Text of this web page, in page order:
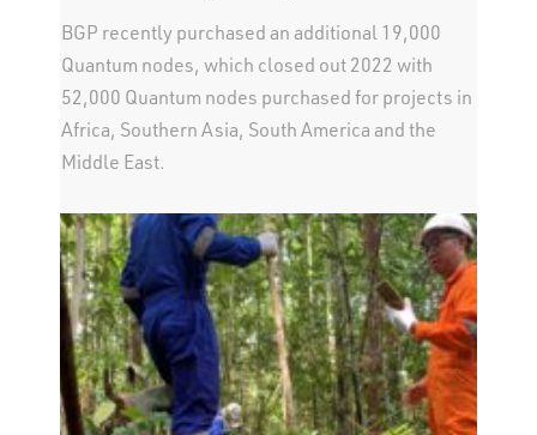
BGP recently purchased an additional 19,000
Quantum nodes, which closed out 2022 with
52,000 Quantum nodes purchased for projects in
Africa, Southern Asia, South America and the
Middle East.